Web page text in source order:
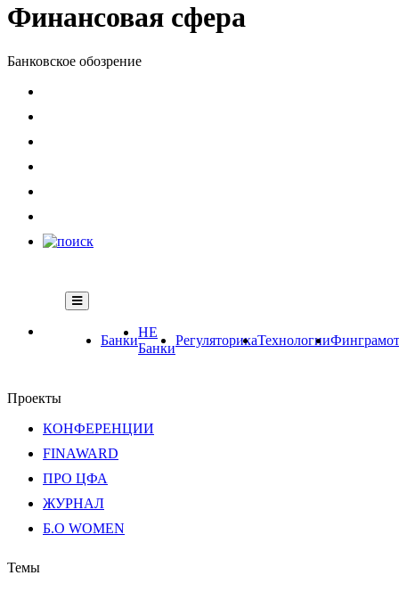
Финансовая сфера
Банковское обозрение
Банки
НЕ
Банки
РегуляторикаТехнологии
Проекты
КОНФЕРЕНЦИИ
FINAWARD
ПРО ЦФА
ЖУРНАЛ
Б.О WOMEN
Темы